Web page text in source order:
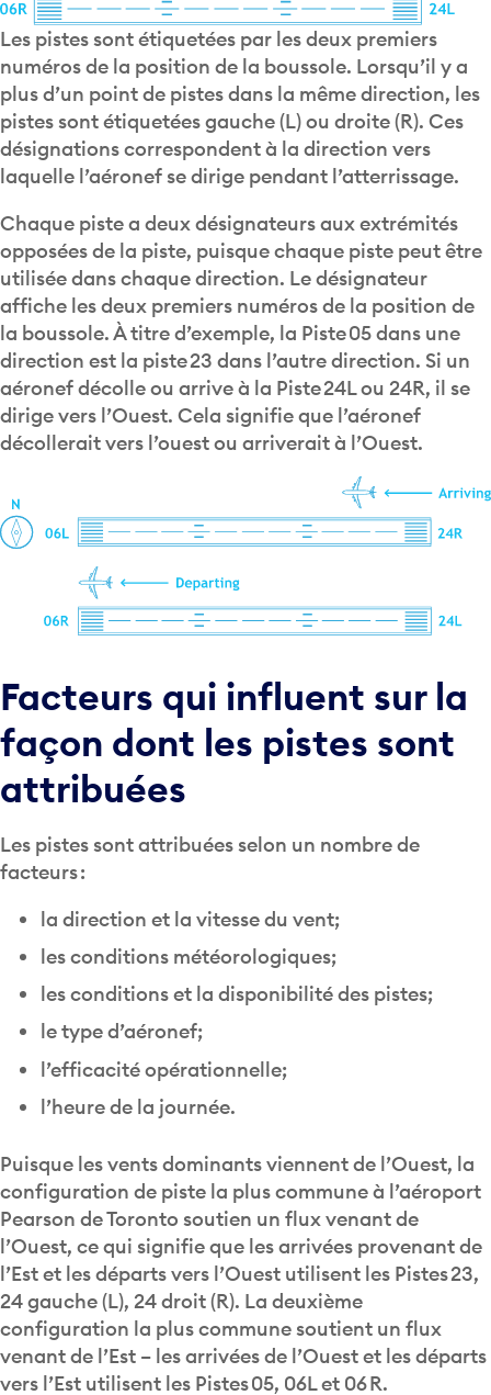
Les pistes sont étiquetées par les deux premiers
numéros de la position de la boussole. Lorsqu’il y a
plus d’un point de pistes dans la même direction, les
pistes sont étiquetées gauche (L) ou droite (R). Ces
désignations correspondent à la direction vers
laquelle l’aéronef se dirige pendant l’atterrissage.
opposées de la piste, puisque chaque piste peut être
utilisée dans chaque direction. Le désignateur
affiche les deux premiers numéros de la position de
la boussole. À titre d’exemple, la Piste 05 dans une
direction est la piste 23 dans l’autre direction. Si un
aéronef décolle ou arrive à la Piste 24L ou 24R, il se
dirige vers l’Ouest. Cela signifie que l’aéronef
décollerait vers l’ouest ou arriverait à l’Ouest.
Facteurs qui influent sur la
façon dont les pistes sont
attribuées
facteurs :
les conditions météorologiques;
les conditions et la disponibilité des pistes;
le type d’aéronef;
l’efficacité opérationnelle;
l’heure de la journée.
configuration de piste la plus commune à l’aéroport
Pearson de Toronto soutien un flux venant de
l’Ouest, ce qui signifie que les arrivées provenant de
l’Est et les départs vers l’Ouest utilisent les Pistes 23,
24 gauche (L), 24 droit (R). La deuxième
configuration la plus commune soutient un flux
venant de l’Est – les arrivées de l’Ouest et les départs
vers l’Est utilisent les Pistes 05, 06L et 06 R.